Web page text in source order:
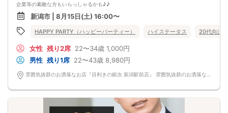
企業等の素敵な方もいらっしゃるかも♪♪
ゆったりとお話できる空間は、恋活・婚活にピッタリ♪♪ 飲食付きで恋もお腹も
満たされます♪
定期的に席替えをして全員の方と交流して頂き、連絡先の交換も自由です♪
お一人様も多数参加されておられますので、ご安心してご参加下さい♪
◇◆◇◆◇◆◇◆◇◆◇◆◇◆◇◆◇◆◇
□受付は開始10分前からとさせて頂きます。
□開催店舗様には『街コンで来ました』とお伝えください。受付まで案内させて
頂きます。
□当日現金支払いの方は受付にて参加費をお支払い下さい。
または13：00以降にキャンセルにより最少催行人数を下回った場合は、中止と
新潟市 | 8月15日(土) 16:00〜
HAPPY PARTY（ハッピーパーティー） ハイステータス 20代向け
女性 残り2席 22〜34歳 1,000円
男性 残り1席 22〜43歳 8,980円
雰囲気抜群のお洒落なお店『目利きの銀次 新潟駅前店』 雰囲気抜群のお洒落なお店『目利きの銀次 新潟駅前店』